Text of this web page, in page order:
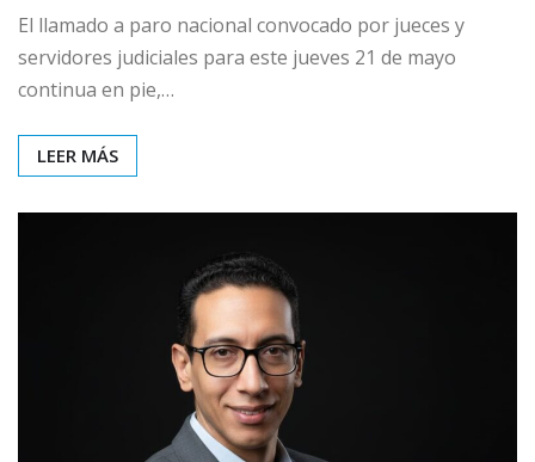
El llamado a paro nacional convocado por jueces y
servidores judiciales para este jueves 21 de mayo
continua en pie,…
LEER MÁS